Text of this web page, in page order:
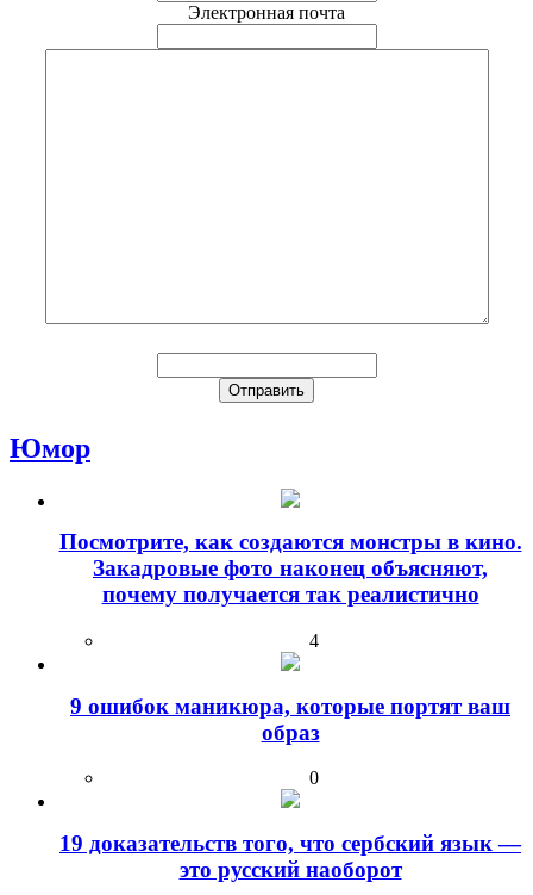
Электронная почта
Юмор
Посмотрите, как создаются монстры в кино.
Закадровые фото наконец объясняют,
почему получается так реалистично
4
9 ошибок маникюра, которые портят ваш
образ
0
19 доказательств того, что сербский язык —
это русский наоборот